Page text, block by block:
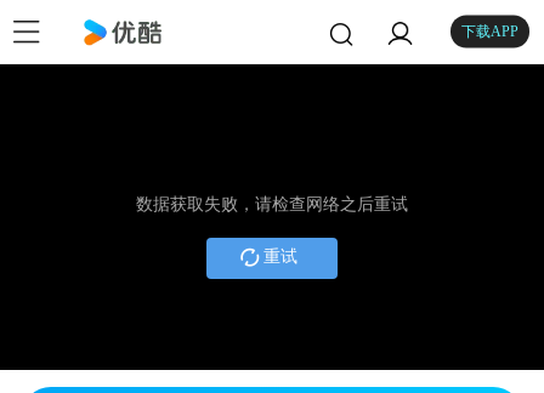
下载APP
数据获取失败，请检查网络之后重试
重试